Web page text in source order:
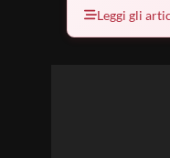
Leggi gli